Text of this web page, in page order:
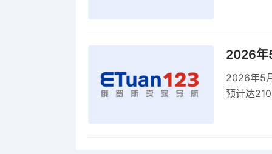
2026年
2026年5
预计达